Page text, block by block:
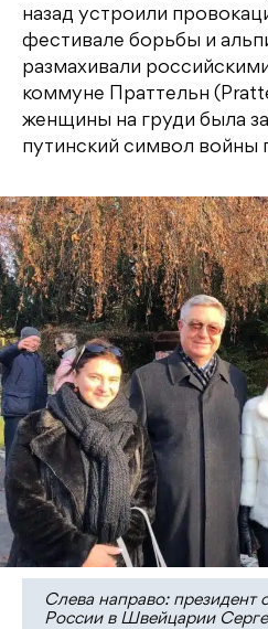
назад устроили
фестивале борьбы и
размахивали
коммуне Праттельн
женщины на груди была
путинский символ войны
Слева направо: президент
России в Швейцарии